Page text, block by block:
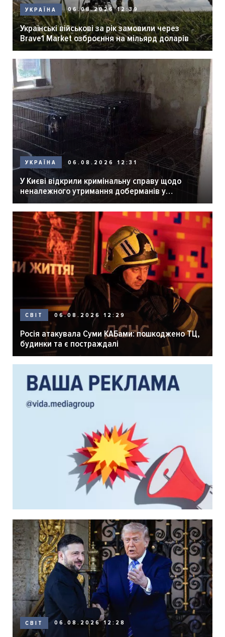
УКРАЇНА 06.08.2026 12:39
Українські військові за рік замовили через
Brave1 Market озброєння на мільярд доларів
УКРАЇНА 06.08.2026 12:31
У Києві відкрили кримінальну справу щодо
неналежного утримання доберманів у
розпліднику
СВІТ 06.08.2026 12:29
Росія атакувала Суми КАБами: пошкоджено ТЦ,
будинки та є постраждалі
СВІТ 06.08.2026 12:28